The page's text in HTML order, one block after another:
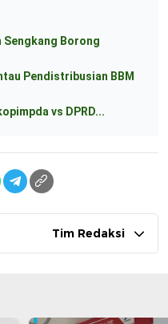
Sengkang Borong
Pendistribusian BBM
vs DPRD...
Tim Redaksi